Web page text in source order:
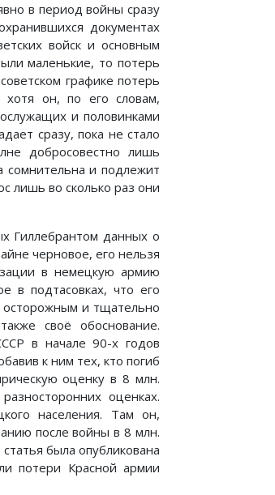
в период войны сразу
документах
войск и основным
маленькие, то потерь
графике потерь
он, по его словам,
и половинками
сразу, пока не стало
добросовестно лишь
сомнительна и подлежит
лишь во сколько раз они
Гиллебрантом данных о
черновое, его нельзя
в немецкую армию
в подтасовках, что его
и тщательно
своё обоснование.
в начале 90-х годов
к ним тех, кто погиб
оценку в 8 млн.
оценках.
населения. Там он,
после войны в 8 млн.
была опубликована
потери Красной армии